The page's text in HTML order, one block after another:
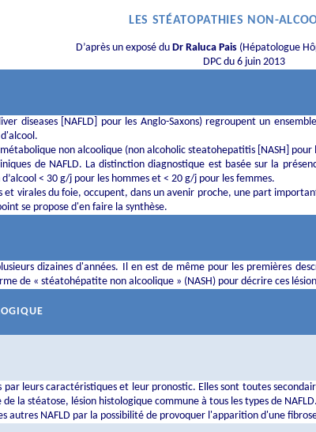
LES STÉATOPATHIES NON-
D’après un exposé du Dr Raluca Pais (Hépatologue
DPC du 6 juin 2013
liver diseases[NAFLD] pour les Anglo-Saxons) regroupent un
non alcoolique (non alcoholic steatohepatitis [NASH]
de NAFLD. La distinction diagnostique est basée sur la
< 30 g/j pour les hommes et < 20 g/j pour les femmes.
et virales du foie, occupent, dans un avenir proche, une part
se propose d'en faire la synthèse.
dizaines d'années. Il en est de même pour les premières
de « stéatohépatite non alcoolique » (NASH) pour décrire ces
leurs caractéristiques et leur pronostic. Elles sont toutes
la stéatose, lésion histologique commune à tous les types de NAFLD.
autres NAFLD par la possibilité de provoquer l'apparition d'une